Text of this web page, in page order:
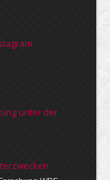
unter der